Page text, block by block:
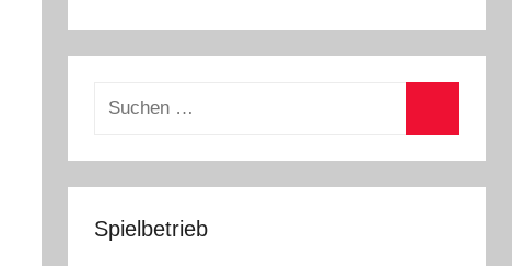
Suchen
Spielbetrieb